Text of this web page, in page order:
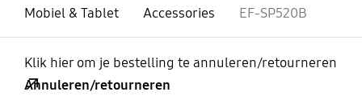
Mobiel & Tablet
Accessories EF-SP520B
Klik hier om je bestelling te annuleren/retourneren
Annuleren/retourneren